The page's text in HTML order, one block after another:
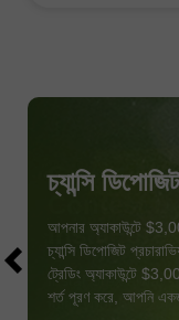
চ্যান্সি ডিপোজিট
আপনার অ্যাকাউন্টে
চ্যান্সি ডিপোজিট
ট্রেডিং অ্যাকাউন্টে
শর্ত পূরণ করে, আপনি